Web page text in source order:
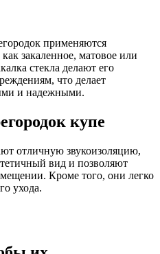
применяются
закаленное, матовое или
стекла делают его
что делает
и надежными.
купе
отличную звукоизоляцию,
вид и позволяют
Кроме того, они легко
ухода.